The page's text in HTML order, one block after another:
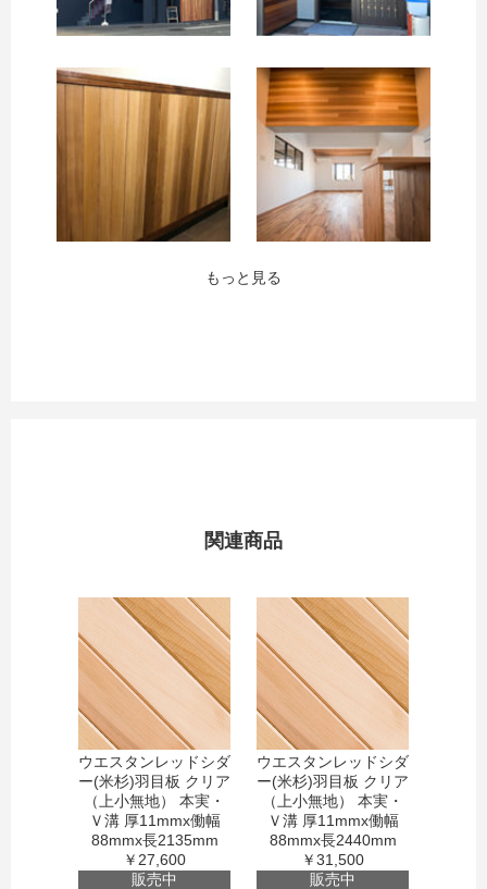
カートへ進む
もっと見る
関連商品
ウエスタンレッドシダ
ー(米杉)羽目板 クリア
（上小無地） 本実・
Ｖ溝 厚11mmx働幅
88mmx長2135mm
￥27,600
販売中
ウエスタンレッドシダ
ー(米杉)羽目板 クリア
（上小無地） 本実・
Ｖ溝 厚11mmx働幅
88mmx長2440mm
￥31,500
販売中